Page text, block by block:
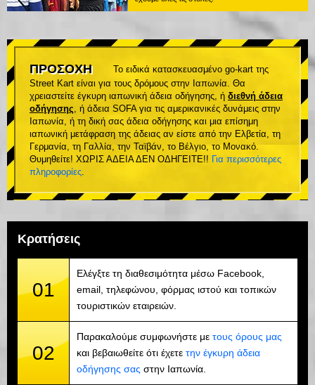
ΠΡΟΣΟΧΗ
Το ειδικά κατασκευασμένο go-kart της
Street Kart είναι για τους δρόμους στην Ιαπωνία. Θα
χρειαστείτε έγκυρη ιαπωνική άδεια οδήγησης, ή διεθνή άδεια
οδήγησης, ή άδεια SOFA για τις αμερικανικές δυνάμεις στην
Ιαπωνία, ή τη δική σας άδεια οδήγησης και μια επίσημη
ιαπωνική μετάφραση της άδειας αν είστε από την Ελβετία, τη
Γερμανία, τη Γαλλία, την Ταϊβάν, το Βέλγιο, το Μονακό.
Θυμηθείτε! ΧΩΡΙΣ ΑΔΕΙΑ ΔΕΝ ΟΔΗΓΕΙΤΕ!! Για περισσότερες
πληροφορίες.
Κρατήσεις
01
Ελέγξτε τη διαθεσιμότητα μέσω Facebook,
email, τηλεφώνου, φόρμας ιστού και τοπικών
τουριστικών εταιρειών.
02
Παρακαλούμε συμφωνήστε με τους όρους μας
και βεβαιωθείτε ότι έχετε την έγκυρη άδεια
οδήγησης σας στην Ιαπωνία.